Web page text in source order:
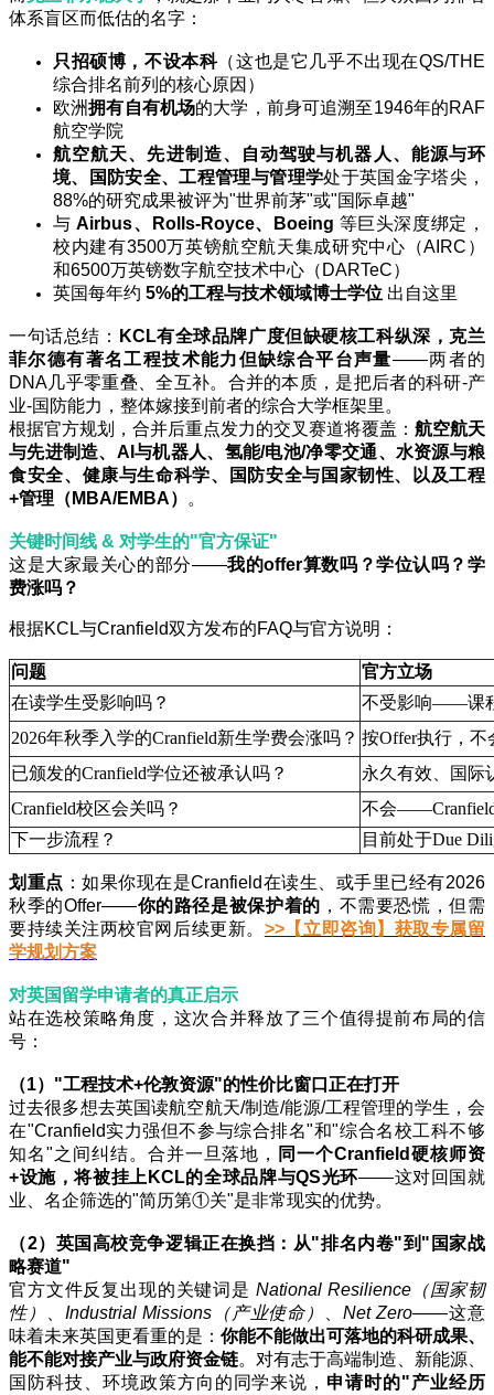
体系盲区而低估的名字：
只招硕博，不设本科（这也是它几乎不出现在QS/THE
综合排名前列的核心原因）
欧洲拥有自有机场的大学，前身可追溯至1946年的RAF
航空学院
航空航天、先进制造、自动驾驶与机器人、能源与环
境、国防安全、工程管理与管理学处于英国金字塔尖，
88%的研究成果被评为"世界前茅"或"国际卓越"
与Airbus、Rolls-Royce、Boeing 等巨头深度绑定，
校内建有3500万英镑航空航天集成研究中心（AIRC）
和6500万英镑数字航空技术中心（DARTeC）
英国每年约 5%的工程与技术领域博士学位 出自这里
一句话总结：
KCL有全球品牌广度但缺硬核工科纵深，克兰
菲尔德有著名工程技术能力但缺综合平台声量——两者的
DNA几乎零重叠、全互补。合并的本质，是把后者的科研-产
业-国防能力，整体嫁接到前者的综合大学框架里。
根据官方规划，合并后重点发力的交叉赛道将覆盖： 航空航天
与先进制造、AI与机器人、氢能/电池/净零交通、水资源与粮
食安全、健康与生命科学、国防安全与国家韧性、以及工程
+管理（MBA/EMBA）
。
关键时间线 & 对学生的"官方保证"
这是大家最关心的部分——我的offer算数吗？学位认吗？学
费涨吗？
根据KCL与Cranfield双方发布的FAQ与官方说明：
问题
官方立场
在读学生受影响吗？​
不受影响——课
2026年秋季入学的Cranfield新生学费会涨吗？​ 按Offer执行，不
已颁发的Cranfield学位还被承认吗？​
永久有效、国际
Cranfield校区会关吗？​
不会——Cranfield
下一步流程？​
目前处于Due
划重点 ：如果你现在是Cranfield在读生、或手里已经有2026
秋季的Offer——你的路径是被保护着的 ，不需要恐慌，但需
要持续关注两校官网后续更新。 >>【立即咨询】获取专属留
学规划方案
对英国留学申请者的真正启示
站在选校策略角度，这次合并释放了三个值得提前布局的信
号：
（1）"工程技术+伦敦资源"的性价比窗口正在打开
过去很多想去英国读航空航天/制造/能源/工程管理的学生，会
在"Cranfield实力强但不参与综合排名"和"综合名校工科不够
知名"之间纠结。合并一旦落地，
同一个Cranfield硬核师资
+设施，将被挂上KCL的全球品牌与QS光环——这对回国就
业、名企筛选的"简历第①关"是非常现实的优势。
（2）英国高校竞争逻辑正在换挡：从"排名内卷"到"国家战
略赛道"
官方文件反复出现的关键词是 National Resilience（国家韧
性）
Industrial Missions（产业使命） 、Net Zero——这意
味着未来英国更看重的是： 你能不能做出可落地的科研成果、
能不能对接产业与政府资金链。对有志于高端制造、新能源、
国防科技、环境政策方向的同学来说， 申请时的"产业经历